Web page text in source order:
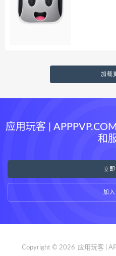
加载
应用玩客 |
和
立
加入
Copyright © 2026 应用玩客 |